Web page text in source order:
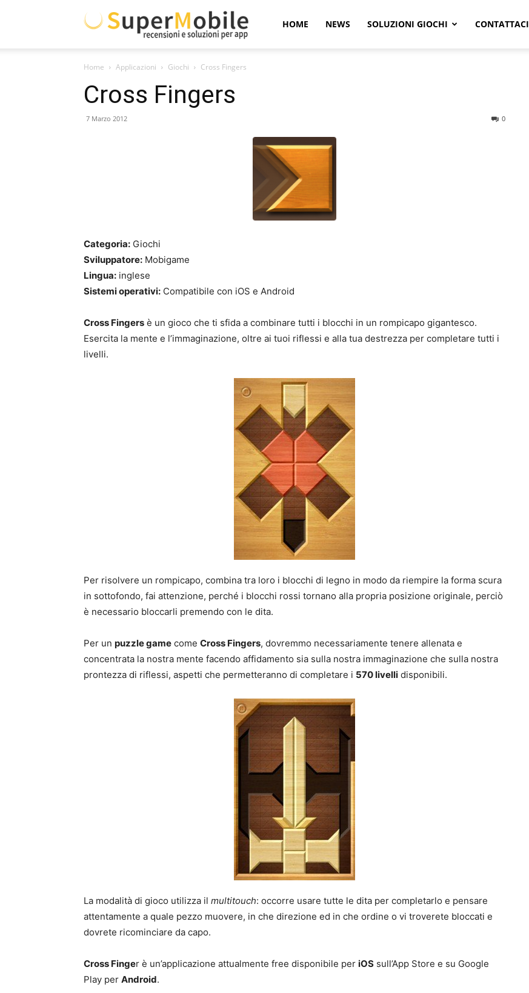
Super HOME NEWS SOLUZIONI GIOCHI CONTATTACI
Home Applicazioni Giochi Cross Fingers
Cross Fingers
7 Marzo 2012 0
Categoria: Giochi
Sviluppatore: Mobigame
Lingua: inglese
Sistemi operativi: Compatibile con iOS e Android
Cross Fingers è un gioco che ti sfida a combinare tutti i blocchi in un rompicapo gigantesco.
Esercita la mente e l’immaginazione, oltre ai tuoi riflessi e alla tua destrezza per completare tutti i
livelli.
Per risolvere un rompicapo, combina tra loro i blocchi di legno in modo da riempire la forma scura
in sottofondo, fai attenzione, perché i blocchi rossi tornano alla propria posizione originale, perciò
è necessario bloccarli premendo con le dita.
Per un puzzle game come Cross Fingers, dovremmo necessariamente tenere allenata e
concentrata la nostra mente facendo affidamento sia sulla nostra immaginazione che sulla nostra
prontezza di riflessi, aspetti che permetteranno di completare i 570 livelli disponibili.
La modalità di gioco utilizza il multitouch: occorre usare tutte le dita per completarlo e pensare
attentamente a quale pezzo muovere, in che direzione ed in che ordine o vi troverete bloccati e
dovrete ricominciare da capo.
Cross Finger è un’applicazione attualmente free disponibile per iOS sull’App Store e su Google
Play per Android.